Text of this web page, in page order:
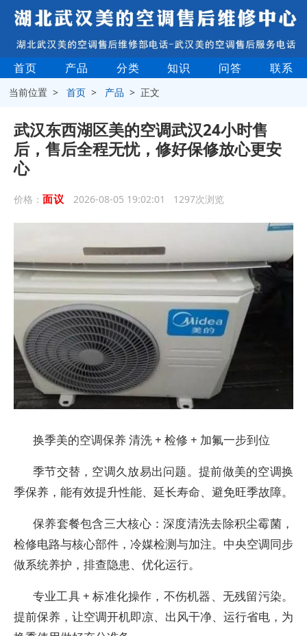
首页 产品 分类 知识 问答 联系
当前位置 >首页 > 产品 > 正文
武汉东西湖区美的空调武汉24小时售
后，售后全程无忧，修好保修放心更安
心
价格： 面议 2026-08-05 19:02:01 1297次浏览
换季美的空调保养 清洗 + 检修 + 加氟一步到位
季节交替，空调久放易出问题。提前做美的空调换
季保养，能有效提升性能、延长寿命、避免旺季故障。
保养套餐包含三大核心：深度清洗去除积尘霉菌，
检修电路与核心部件，冷媒检测与加注。中央空调同步
做系统养护，排查隐患、优化运行。
专业工具 + 标准化操作，不伤机器、无残留污染。
提前保养，让空调开机即凉、出风干净、运行省电，为